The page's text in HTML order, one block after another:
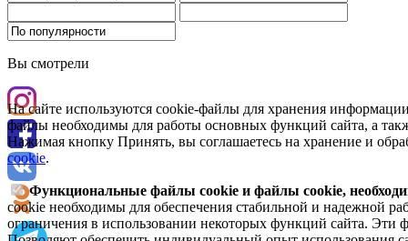
Вы смотрели
На сайте используются cookie-файлы для хранения
файлы необходимы для работы основных функций сайта, а
Нажимая кнопку Принять, вы соглашаетесь на хранение и
cookie.
Функциональные файлы cookie и файлы cookie,
cookie необходимы для обеспечения стабильной и надежной
ограничения в использовании некоторых функций сайта. Эти